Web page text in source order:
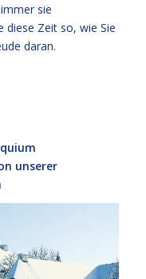
sie
diese Zeit so, wie Sie
daran.
unserer